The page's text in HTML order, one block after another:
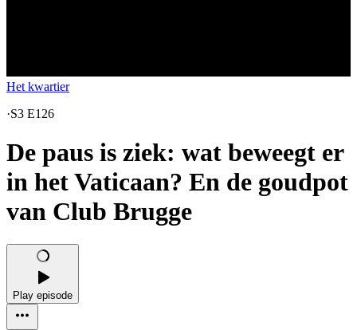
Het kwartier
·S3 E126
De paus is ziek: wat beweegt er
in het Vaticaan? En de goudpot
van Club Brugge
Play episode